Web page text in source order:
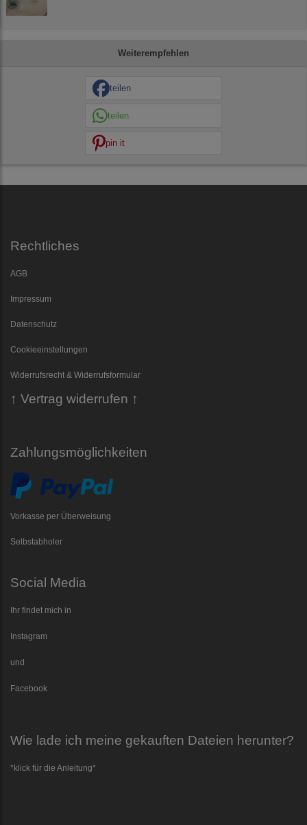
Weiterempfehlen
teilen
teilen
pin it
Rechtliches
AGB
Impressum
Datenschutz
Cookieeinstellungen
Widerrufsrecht & Widerrufsformular
↑ Vertrag widerrufen ↑
Zahlungsmöglichkeiten
Vorkasse per Überweisung
Selbstabholer
Social Media
Ihr findet mich in
Instagram
und
Facebook
Wie lade ich meine gekauften Dateien herunter?
*klick für die Anleitung*